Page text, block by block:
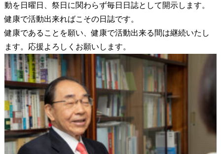
動を日曜日、祭日に関わらず毎日日誌として開示します。
健康で活動出来ればこその日誌です。
健康であることを願い、健康で活動出来る間は継続いたし
ます。応援よろしくお願いします。